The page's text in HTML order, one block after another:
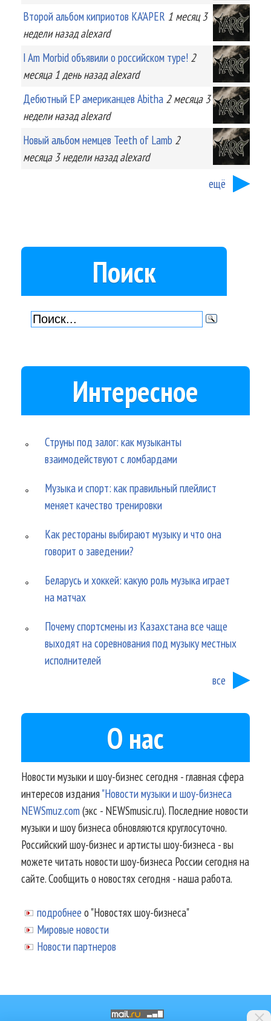
Второй альбом киприотов KA'APER 1 месяц 3
неделиназад alexard
I Am Morbid объявили о российском туре! 2
месяца 1 деньназад alexard
Дебютный EP американцев Abitha 2 месяца 3
неделиназад alexard
Новый альбом немцев Teeth of Lamb 2
месяца 3 неделиназад alexard
ещё
Поиск
Интересное
Струны под залог: как музыканты
взаимодействуют с ломбардами
Музыка и спорт: как правильный плейлист
меняет качество тренировки
Как рестораны выбирают музыку и что она
говорит о заведении?
Беларусь и хоккей: какую роль музыка играет
на матчах
Почему спортсмены из Казахстана все чаще
выходят на соревнования под музыку местных
исполнителей
все
О нас
Новости музыки и шоу-бизнес сегодня - главная сфера
интересов издания"Новости музыки и шоу-бизнеса
NEWSmuz.com(экс - NEWSmusic.ru). Последние новости
музыки и шоу бизнеса обновляются круглосуточно.
Российский шоу-бизнес и артисты шоу-бизнеса - вы
можете читать новости шоу-бизнеса России сегодня на
сайте. Сообщить о новостях сегодня - наша работа.
подробнее о "Новостях шоу-бизнеса"
Мировые новости
Новости партнеров